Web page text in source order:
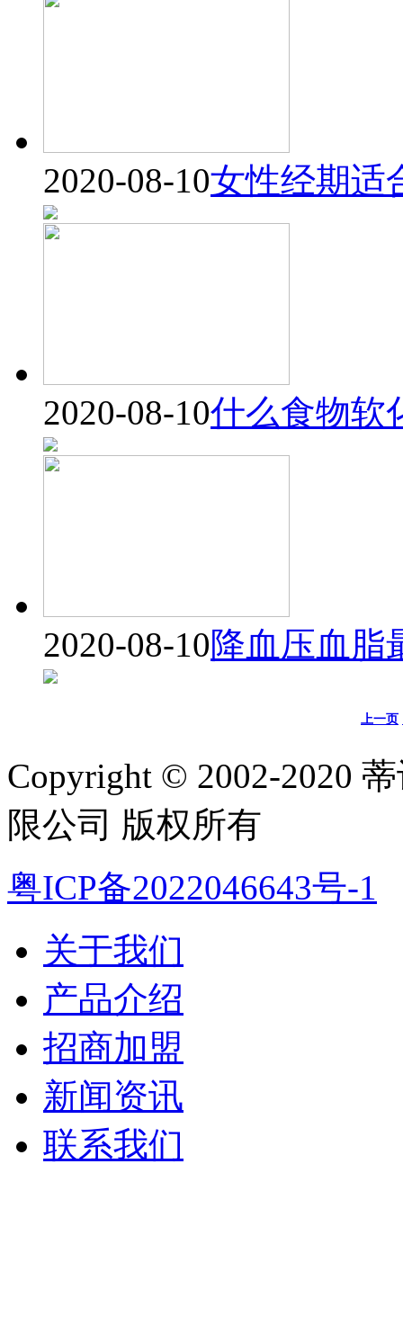
2020-08-10女性经期适
2020-08-10什么食物软
2020-08-10降血压血脂
上一页
Copyright © 2002-2020
限公司 版权所有
粤ICP备2022046643号-1
关于我们
产品介绍
招商加盟
新闻资讯
联系我们